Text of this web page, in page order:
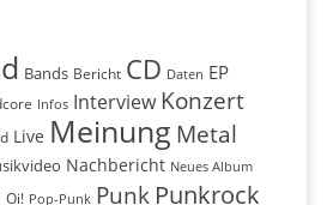
Bands Bericht CD Daten EP
Infos Interview Konzert
Live Meinung Metal
Nachbericht Neues Album
Oi! Pop-Punk Punk Punkrock